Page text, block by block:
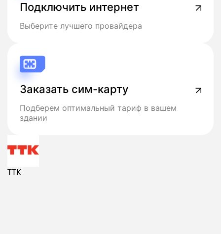
Подключить интернет
Выберите лучшего провайдера
Заказать сим-карту
Подберем оптимальный тариф в вашем
здании
ТТК